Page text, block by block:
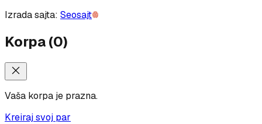
Izrada sajta: Seosajt
Korpa(0)
Vaša korpa je prazna.
Kreiraj svoj par